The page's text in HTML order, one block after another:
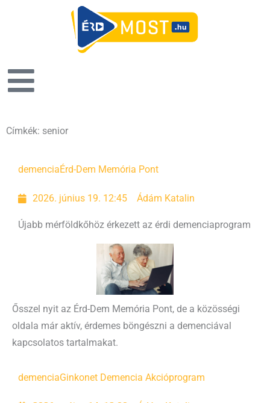
Címkék: senior
demenciaÉrd-Dem Memória Pont
2026. június 19. 12:45 Ádám Katalin
Újabb mérföldkőhöz érkezett az érdi demenciaprogram
Ősszel nyit az Érd-Dem Memória Pont, de a közösségi
oldala már aktív, érdemes böngészni a demenciával
kapcsolatos tartalmakat.
demenciaGinkonet Demencia Akcióprogram